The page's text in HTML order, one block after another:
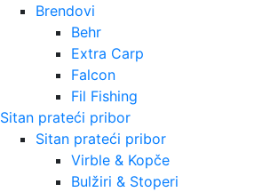
Brendovi
Behr
Extra Carp
Falcon
Fil Fishing
Sitan prateći pribor
Sitan prateći pribor
Virble & Kopče
Bulžiri & Stoperi